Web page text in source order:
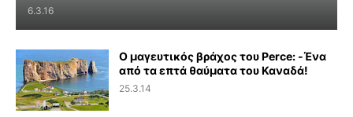
6.3.16
Ο μαγευτικός βράχος του Perce: -Ένα
από τα επτά θαύματα του Καναδά!
25.3.14